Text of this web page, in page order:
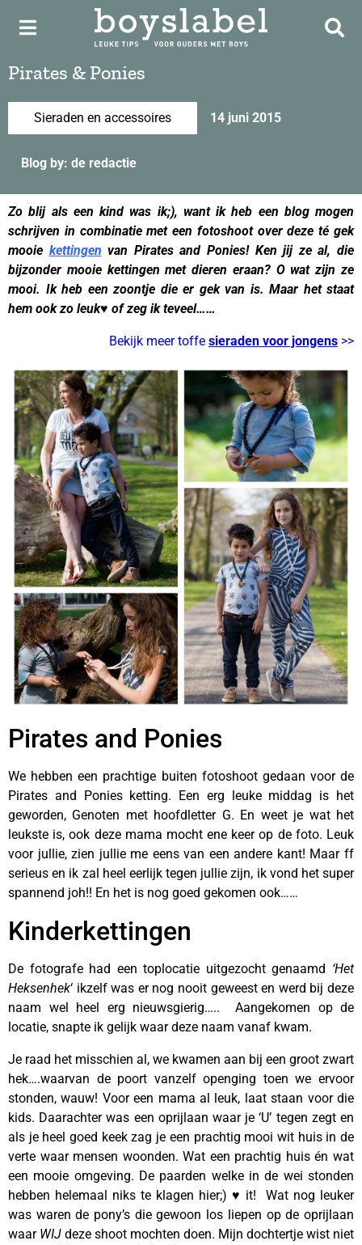
Pirates & Ponies
Sieraden en accessoires 14 juni 2015
Blog by: de redactie
Zo blij als een kind was ik;), want ik heb een blog mogen
schrijven in combinatie met een fotoshoot over deze té gek
mooie kettingen van Pirates and Ponies! Ken jij ze al, die
bijzonder mooie kettingen met dieren eraan? O wat zijn ze
mooi. Ik heb een zoontje die er gek van is. Maar het staat
hem ook zo leuk♥️ of zeg ik teveel……
Bekijk meer toffe sieraden voor jongens >>
Pirates and Ponies
We hebben een prachtige buiten fotoshoot gedaan voor de
Pirates and Ponies ketting. Een erg leuke middag is het
geworden, Genoten met hoofdletter G. En weet je wat het
leukste is, ook deze mama mocht ene keer op de foto. Leuk
voor jullie, zien jullie me eens van een andere kant! Maar ff
serieus en ik zal heel eerlijk tegen jullie zijn, ik vond het super
spannend joh!! En het is nog goed gekomen ook……
Kinderkettingen
De fotografe had een toplocatie uitgezocht genaamd ‘Het
Heksenhek‘ ikzelf was er nog nooit geweest en werd bij deze
naam wel heel erg nieuwsgierig….. Aangekomen op de
locatie, snapte ik gelijk waar deze naam vanaf kwam.
Je raad het misschien al, we kwamen aan bij een groot zwart
hek….waarvan de poort vanzelf openging toen we ervoor
stonden, wauw! Voor een mama al leuk, laat staan voor die
kids. Daarachter was een oprijlaan waar je ‘U’ tegen zegt en
als je heel goed keek zag je een prachtig mooi wit huis in de
verte waar mensen woonden. Wat een prachtig huis én wat
een mooie omgeving. De paarden welke in de wei stonden
hebben helemaal niks te klagen hier;) ♥️ it! Wat nog leuker
was waren de pony’s die gewoon los liepen op de oprijlaan
waar WIJ deze shoot mochten doen. Mijn dochtertje wist niet